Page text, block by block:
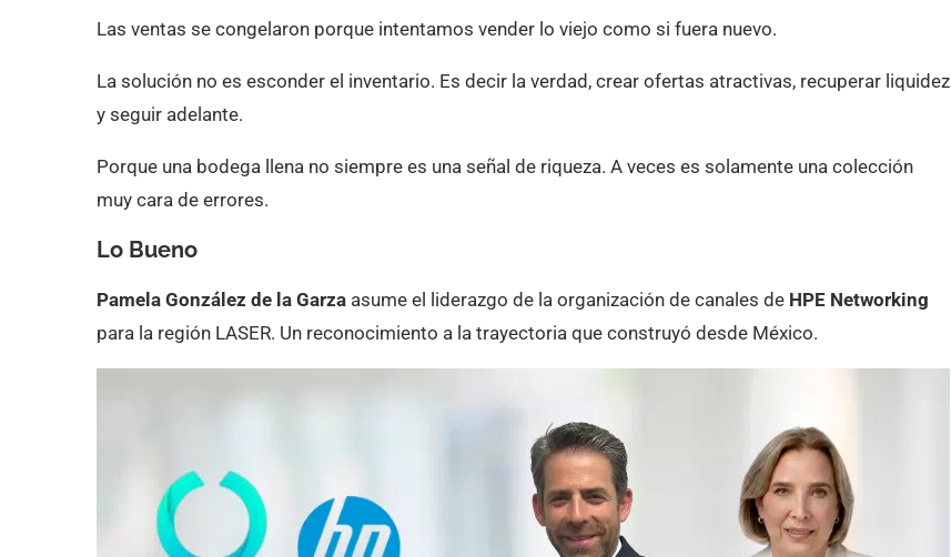
Las ventas se congelaron porque intentamos vender lo viejo como si fuera nuevo.
La solución no es esconder el inventario. Es decir la verdad, crear ofertas atractivas, recuperar liquidez
y seguir adelante.
Porque una bodega llena no siempre es una señal de riqueza. A veces es solamente una colección
muy cara de errores.
Lo Bueno
Pamela González de la Garza asume el liderazgo de la organización de canales de HPE Networking
para la región LASER. Un reconocimiento a la trayectoria que construyó desde México.